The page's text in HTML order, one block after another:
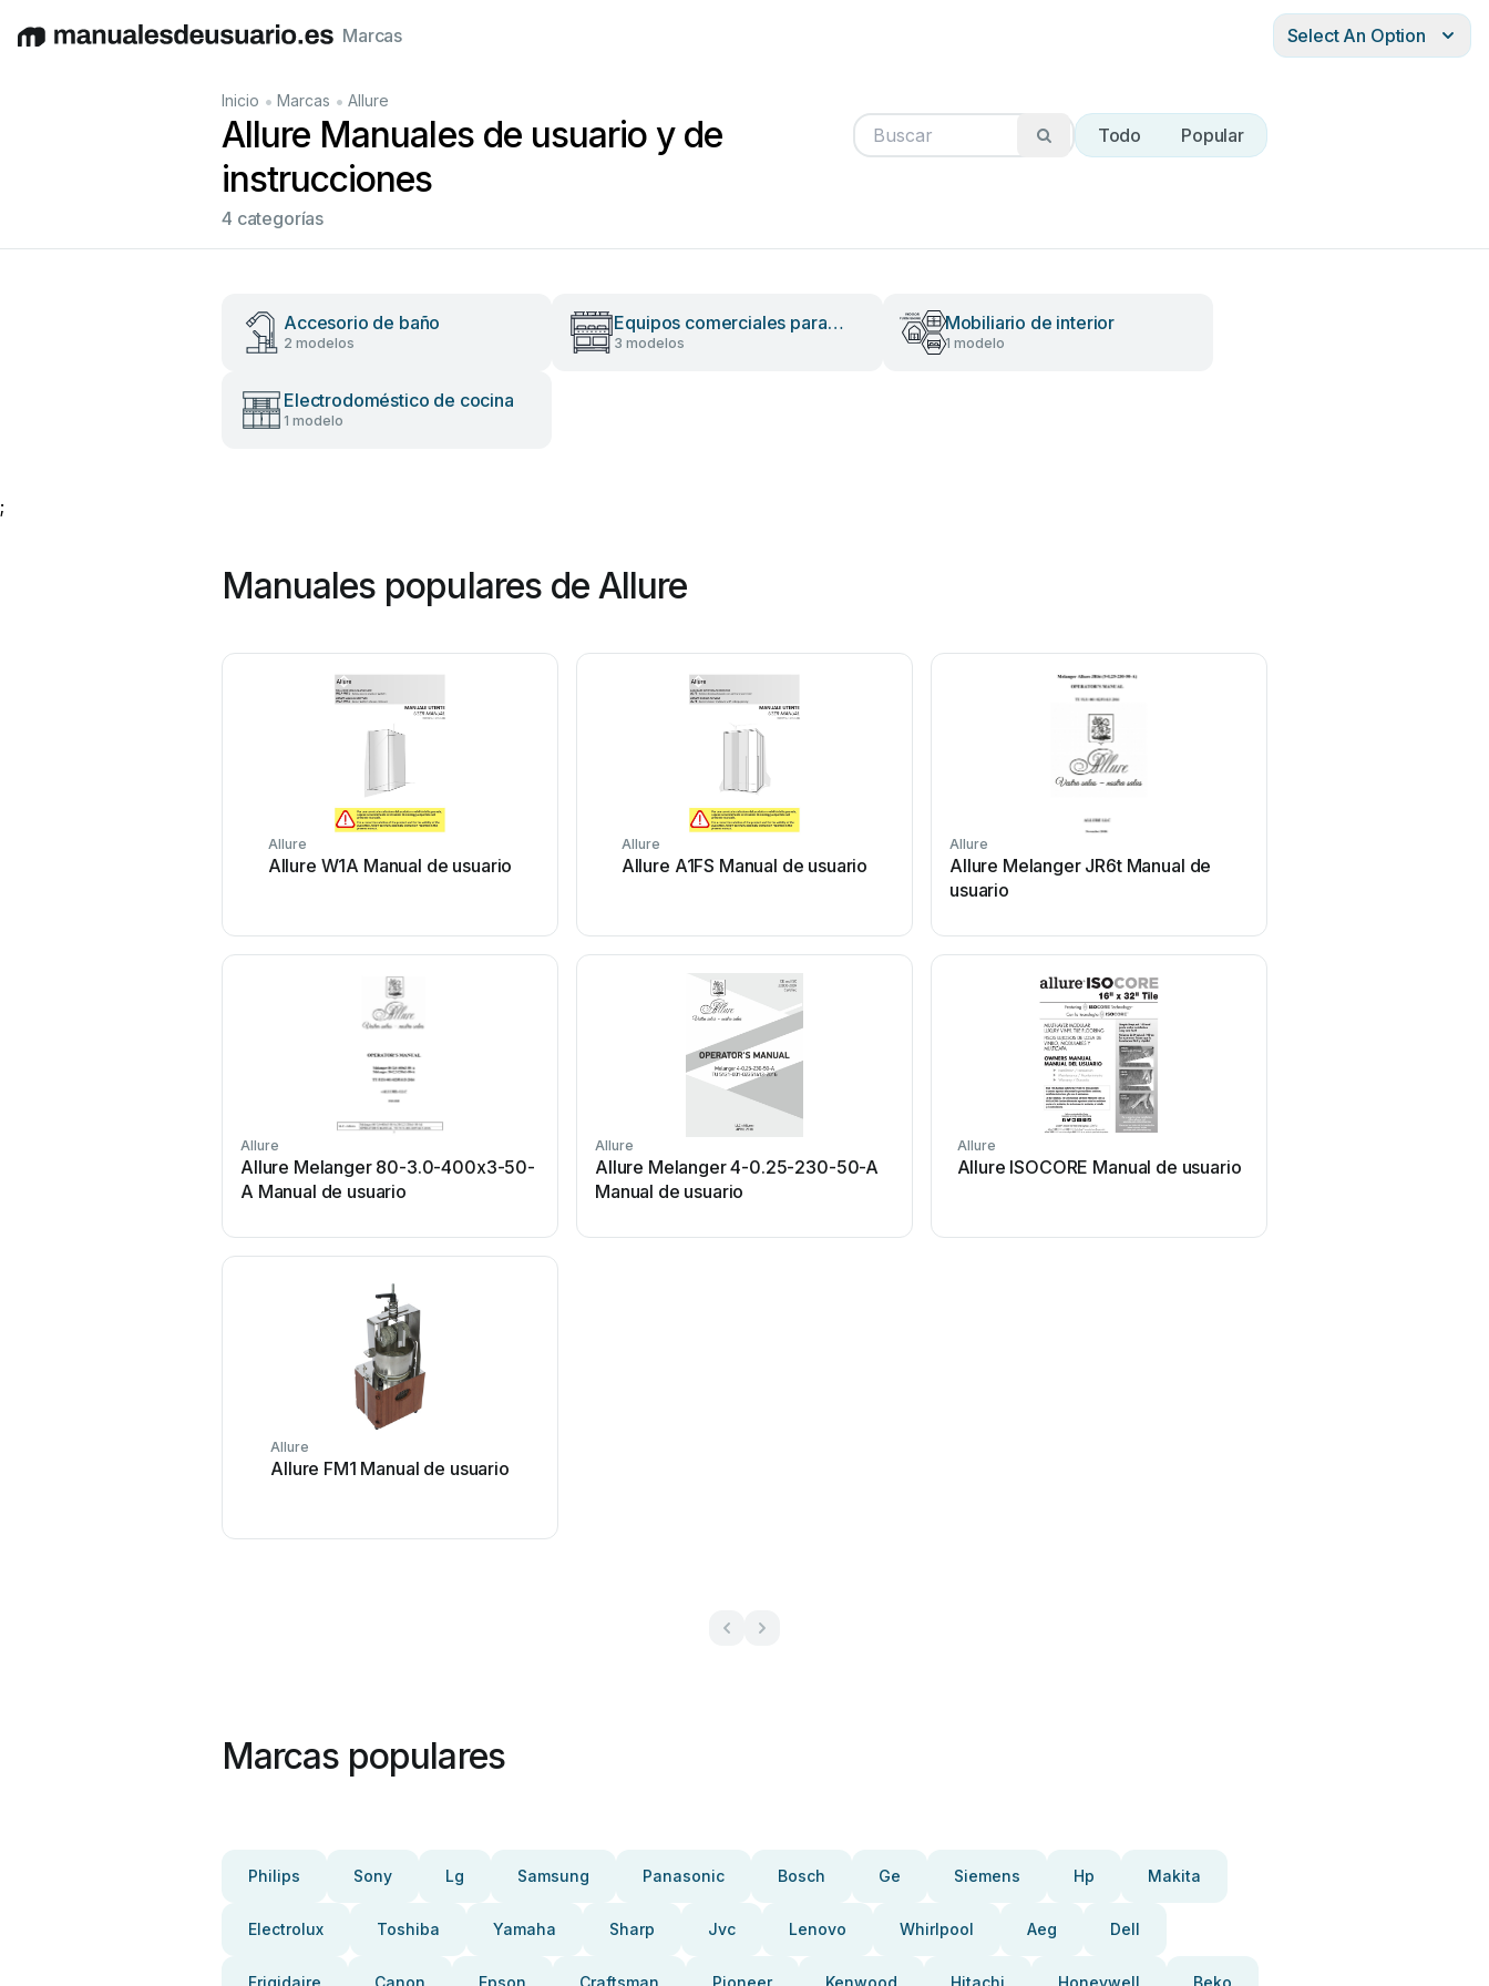
EnglishDeutschEspañolItaliano Français
Marcas Select An Option
Inicio • Marcas • Allure
Allure Manuales de usuario y de
instrucciones
Todo Popular
4 categorías
Accesorio de baño
2 modelos
Equipos comerciales para
alimentos
3 modelos
Mobiliario de interior
1 modelo
Electrodoméstico de cocina
1 modelo
;
Manuales populares de Allure
Allure
Allure W1A Manual de usuario
Allure
Allure A1FS Manual de usuario
Allure
Allure Melanger JR6t Manual de
usuario
Allure
Allure Melanger 80-3.0-400x3-50-
A Manual de usuario
Allure
Allure Melanger 4-0.25-230-50-A
Manual de usuario
Allure
Allure ISOCORE Manual de usuario
Allure
Allure FM1 Manual de usuario
Marcas populares
Philips Sony Lg Samsung Panasonic Bosch Ge Siemens Hp Makita
Electrolux Toshiba Yamaha Sharp Jvc Lenovo Whirlpool Aeg Dell
Frigidaire Canon Epson Craftsman Pioneer Kenwood Hitachi Honeywell Beko